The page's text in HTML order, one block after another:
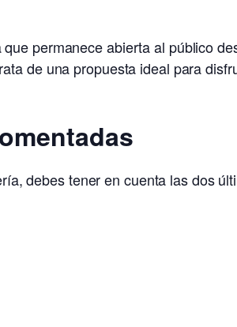
permanece abierta al público
de una propuesta ideal para
debes tener en cuenta las dos